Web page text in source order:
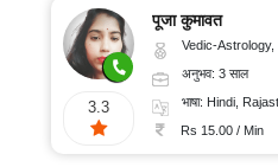
3.3
पूजा कुमावत
Vedic-
अनुभव: 3 साल
भाषा: Hindi,
Rs 15.00 / Min